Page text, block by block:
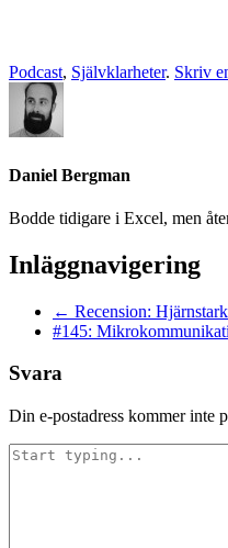
Podcast, Självklarheter. Skriv
Daniel Bergman
Bodde tidigare i Excel, men
Inläggnavigering
← Recension:
#145:
Svara
Din e-postadress kommer inte